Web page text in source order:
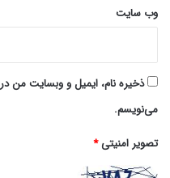
وب‌ سایت
ذخیره نام، ایمیل و وبسایت من
می‌نویسم.
تصویر امنیتی*